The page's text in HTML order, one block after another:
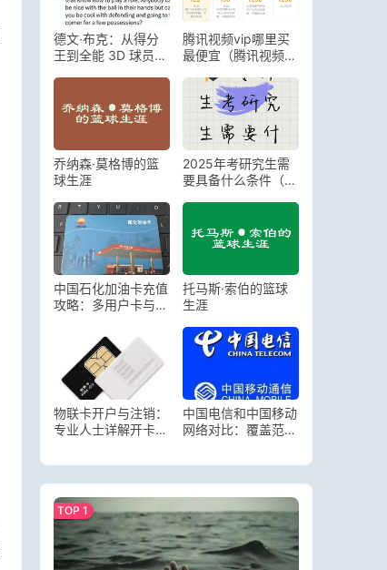
德文·布克：从得分
王到全能 3D 球员的
腾讯视频vip哪里买
最便宜（腾讯视频会
乔纳森·莫格博的篮
球生涯
2025年考研究生需
要具备什么条件（考
中国石化加油卡充值
攻略：多用户卡与单
托马斯·索伯的篮球
生涯
物联卡开户与注销：
专业人士详解开卡和
中国电信和中国移动
网络对比：覆盖范
解析